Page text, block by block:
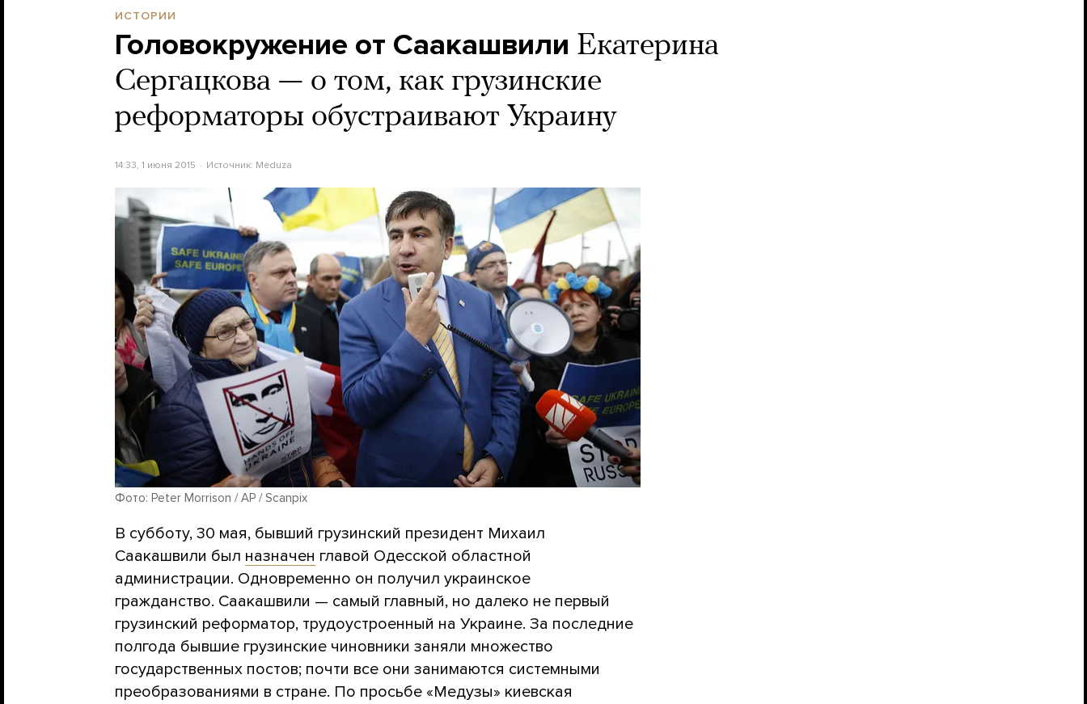
ИСТОРИИ
Головокружение от Саакашвили Екатерина
Сергацкова — о том, как грузинские
реформаторы обустраивают Украину
14:33, 1 июня 2015 Источник: Meduza
Фото: Peter Morrison / AP / Scanpix
В субботу, 30 мая, бывший грузинский президент Михаил
Саакашвили был назначен главой Одесской областной
администрации. Одновременно он получил украинское
гражданство. Саакашвили — самый главный, но далеко не первый
грузинский реформатор, трудоустроенный на Украине. За последние
полгода бывшие грузинские чиновники заняли множество
государственных постов; почти все они занимаются системными
преобразованиями в стране. По просьбе «Медузы» киевская